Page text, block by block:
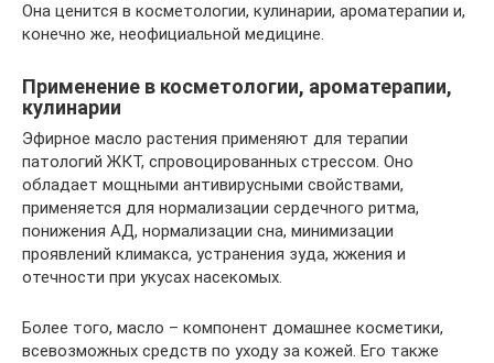
Она ценится в косметологии, кулинарии, ароматерапии и,
конечно же, неофициальной медицине.
Применение в косметологии, ароматерапии,
кулинарии
Эфирное масло растения применяют для терапии
патологий ЖКТ, спровоцированных стрессом. Оно
обладает мощными антивирусными свойствами,
применяется для нормализации сердечного ритма,
понижения АД, нормализации сна, минимизации
проявлений климакса, устранения зуда, жжения и
отечности при укусах насекомых.
Более того, масло – компонент домашнее косметики,
всевозможных средств по уходу за кожей. Его также